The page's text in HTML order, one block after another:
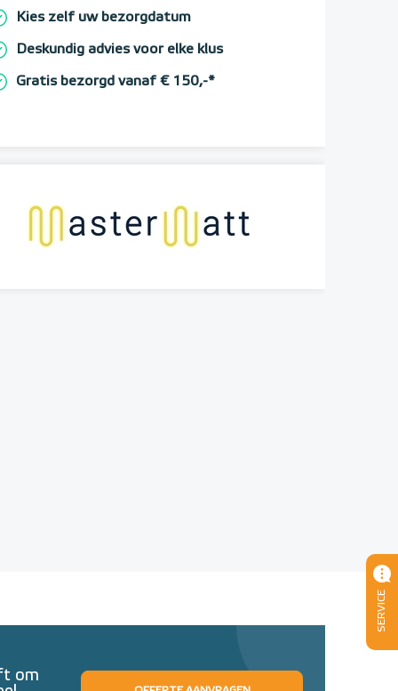
Kies zelf uw bezorgdatum
Deskundig advies voor elke klus
Gratis bezorgd vanaf € 150,-*
om
SERVICE